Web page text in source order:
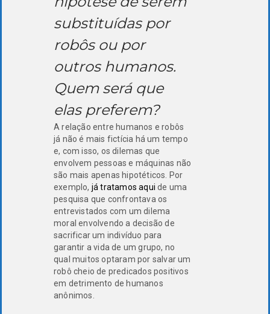
substituídas por
robôs ou por
outros humanos.
Quem será que
elas preferem?
A relação entre humanos e robôs
já não é mais fictícia há um tempo
e, com isso, os dilemas que
envolvem pessoas e máquinas não
são mais apenas hipotéticos. Por
exemplo, já tratamos aqui de uma
pesquisa que confrontava os
entrevistados com um dilema
moral envolvendo a decisão de
sacrificar um indivíduo para
garantir a vida de um grupo, no
qual muitos optaram por salvar um
robô cheio de predicados positivos
em detrimento de humanos
anônimos.